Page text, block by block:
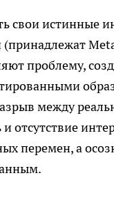
свои истинные
проблему,
между
отсутствие
перемен, а